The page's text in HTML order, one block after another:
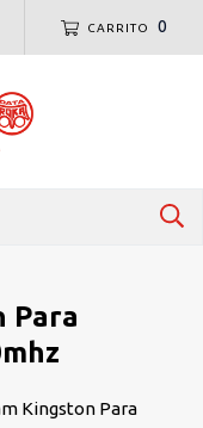
CARRITO 0
Para
Kingston Para